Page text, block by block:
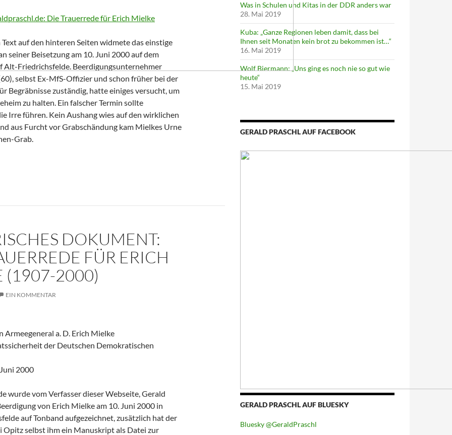
Die Trauerrede für Erich Mielke
auf den hinteren Seiten widmete das einstige
seiner Beisetzung am 10. Juni 2000 auf dem
Alt-Friedrichsfelde. Beerdigungsunternehmer
selbst Ex-MfS-Offizier und schon früher bei der
Begräbnisse zuständig, hatte einiges versucht, um
zu halten. Ein falscher Termin sollte
Irre führen. Kein Aushang wies auf den wirklichen
aus Furcht vor Grabschändung kam Mielkes Urne
Grab.
weinte um den Herrn der Angst?
DOKUMENT:
FÜR ERICH
(1907-2000)
EIN KOMMENTAR
Armeegeneral a. D. Erich Mielke
der Deutschen Demokratischen
2000
wurde vom Verfasser dieser Webseite, Gerald
von Erich Mielke am 10. Juni 2000 in
auf Tonband aufgezeichnet, zusätzlich hat der
selbst ihm ein Manuskript als Datei zur
Was in Schulen und Kitas in der DDR anders war
28. Mai 2019
Kuba: „Ganze Regionen leben damit, dass bei
Ihnen seit Monaten kein brot zu bekommen ist…“
16. Mai 2019
Wolf Biermann: „Uns ging es noch nie so gut wie
heute“
15. Mai 2019
GERALD PRASCHL AUF FACEBOOK
GERALD PRASCHL AUF BLUESKY
Bluesky @GeraldPraschl